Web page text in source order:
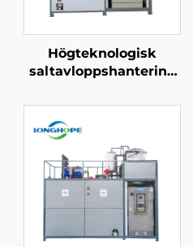
Högteknologisk
saltavloppshantering
vätskedisposition
avloppshanterings
vakuumavdunstare